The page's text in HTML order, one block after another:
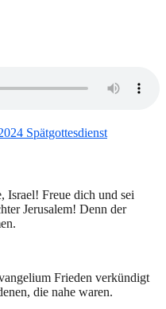
Spätgottesdienst
Israel! Freue dich und sei
Jerusalem! Denn der
Frieden verkündigt
die nahe waren.